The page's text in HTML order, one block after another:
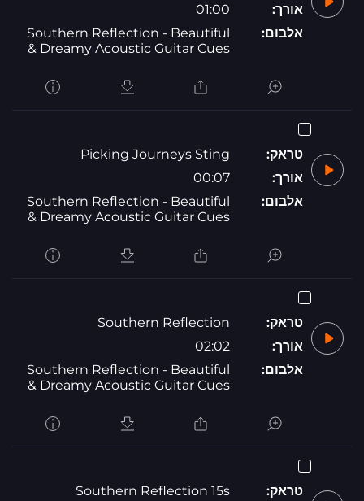
אורך:
01:00
אלבום:
Southern Reflection - Beautiful
& Dreamy Acoustic Guitar Cues
טראק:
Picking Journeys Sting
אורך:
00:07
אלבום:
Southern Reflection - Beautiful
& Dreamy Acoustic Guitar Cues
טראק:
Southern Reflection
אורך:
02:02
אלבום:
Southern Reflection - Beautiful
& Dreamy Acoustic Guitar Cues
טראק:
Southern Reflection 15s